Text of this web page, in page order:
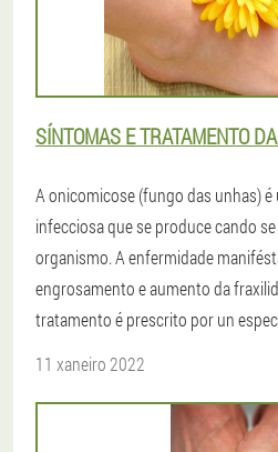
SÍNTOMAS E TRATAMENTO
A onicomicose (fungo das unhas)
infecciosa que se produce cando
organismo. A enfermidade
engrosamento e aumento da
tratamento é prescrito por un
11 xaneiro 2022